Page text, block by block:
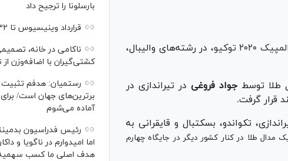
المپیک ٢٠٢٠ توکیو
، در رشته‌های والیبال،
طلا توسط جواد فروغی در تیراندازی در
قرار گرفت.
تکواندو، بسکتبال و قایقرانی به
مدال طلا در کنار کشور دیگر در جایگاه چهارم
بارسلونا را ترجیح داد
قرارداد وینیسیوس تا ۲۰۳۲ با رئال‌ تمدید شد
ناکامی در خانه،
کشتی‌گیران با اضافه‌وزن
رستمیان: هدفم
برترین‌های جهان است/
آماده می‌شوم
رئیس فدراسیون
اما امیدوارم در ناگویا و
هدف اصلی ما کسب